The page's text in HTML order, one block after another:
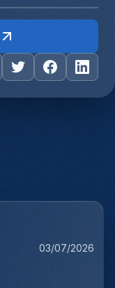
03/07/2026